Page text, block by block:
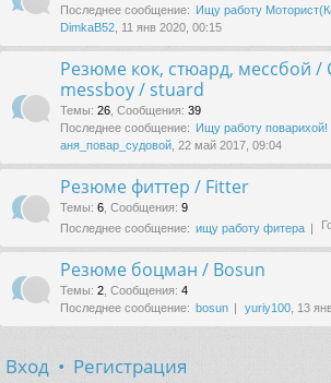
Последнее сообщение: Ищу работу
DimkaB52 , 11 янв 2020, 00:15
Резюме кок, стюард, мессбой /
messboy / stuard
Темы: 26 Сообщения: 39
Последнее сообщение: Ищу работу поварихой!
аня_повар_судовой , 22 май 2017, 09:04
Резюме фиттер / Fitter
Темы: 6 Сообщения: 9
Последнее сообщение: ищу работу фитера
Резюме боцман / Bosun
Темы: 2 Сообщения: 4
Последнее сообщение: bosun yuriy100 , 13
Вход • Регистрация